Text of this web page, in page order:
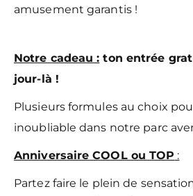
amusement garantis !
Notre cadeau : ton entrée
jour-là !
Plusieurs formules au choix
inoubliable dans notre parc
Anniversaire COOL ou TOP :
Partez faire le plein de